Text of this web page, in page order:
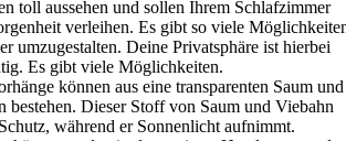
toll aussehen und sollen Ihrem Schlafzimmer
verleihen. Es gibt so viele
umzugestalten. Deine Privatsphäre ist hierbei
Es gibt viele Möglichkeiten.
können aus eine transparenten Saum und
bestehen. Dieser Stoff von Saum und Viebahn
während er Sonnenlicht aufnimmt.